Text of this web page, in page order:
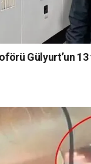
Gülyurt’un 13